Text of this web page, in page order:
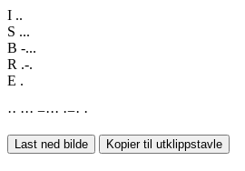
I ..
S ...
B -...
R .-.
E .
·· ··· −··· ·−· ·
Last ned bilde Kopier til utklippstavle